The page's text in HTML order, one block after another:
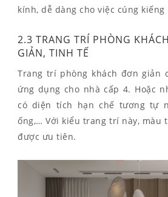
kính, dễ dàng cho việc cúng kiếng
2.3 TRANG TRÍ PHÒNG
GIẢN, TINH TẾ
Trang trí phòng khách đơn giản
ứng dụng cho nhà cấp 4. Hoặc
có diện tích hạn chế tương tự
ống,… Với kiểu trang trí này, màu
được ưu tiên.